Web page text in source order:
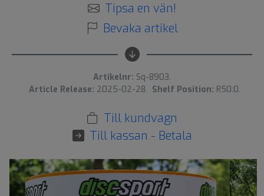
Tipsa en vän!
Bevaka artikel
Artikelnr: Sq-8903.
Article Release: 2025-02-28. Shelf Position: R50:0.
Till kundvagn
Till kassan - Betala